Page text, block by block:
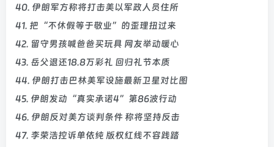
40. 伊朗军方称将打击美以军政人员住所
41. 把“不休假等于敬业”的歪理扭过来
42. 留守男孩喊爸爸买玩具 网友举动暖心
43. 岳父退还18.8万彩礼 回归礼节本质
44. 伊朗打击巴林美军设施最新卫星对比图
45. 伊朗发动“真实承诺4”第86波行动
46. 伊朗反对美方谈判条件 称将坚持反击
47. 李荣浩控诉单依纯 版权红线不容践踏